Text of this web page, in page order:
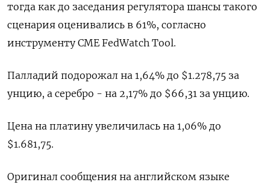
тогда как ​до заседания регулятора ⁠шансы такого
сценария оценивались в 61%, согласно
инструменту CME FedWatch Tool.
Палладий подорожал на ‌1,64% до $1.278,75 за
унцию, а серебро - на 2,17% ‌до $66,31 за унцию.
Цена на платину увеличилась на 1,06% до
$1.681,75.
Оригинал ​сообщения на английском языке